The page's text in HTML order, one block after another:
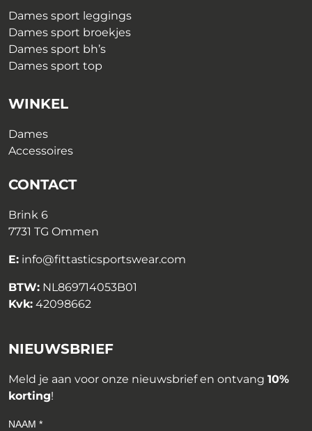
Dames sport leggings
Dames sport broekjes
Dames sport bh’s
Dames sport top
WINKEL
Dames
Accessoires
CONTACT
Brink 6
7731 TG Ommen
E: info@fittasticsportswear.com
BTW: NL869714053B01
Kvk: 42098662
NIEUWSBRIEF
Meld je aan voor onze nieuwsbrief en ontvang 10%
korting!
NAAM *